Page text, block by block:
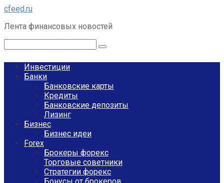
Перейти
контенту
cfeed.ru
Лента финансовых новостей
Инвестиции
Банки
Банковские карты
Кредиты
Банковские депозиты
Лизинг
Бизнес
Бизнес идеи
Forex
Брокеры форекс
Торговые советники
Стратегии форекс